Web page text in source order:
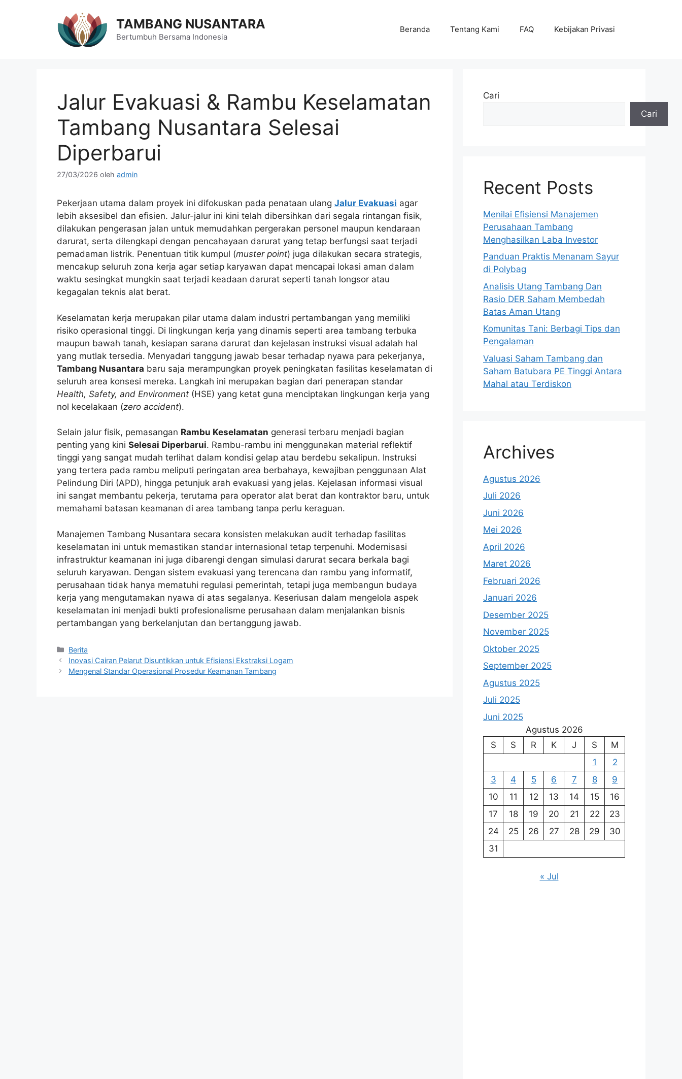
TAMBANG NUSANTARA
Bertumbuh Bersama Indonesia
Beranda Tentang Kami FAQ Kebijakan Privasi
Jalur Evakuasi & Rambu Keselamatan
Tambang Nusantara Selesai
Diperbarui
27/03/2026 oleh admin
Pekerjaan utama dalam proyek ini difokuskan pada penataan ulang Jalur Evakuasi agar
lebih aksesibel dan efisien. Jalur-jalur ini kini telah dibersihkan dari segala rintangan fisik,
dilakukan pengerasan jalan untuk memudahkan pergerakan personel maupun kendaraan
darurat, serta dilengkapi dengan pencahayaan darurat yang tetap berfungsi saat terjadi
pemadaman listrik. Penentuan titik kumpul (muster point) juga dilakukan secara strategis,
mencakup seluruh zona kerja agar setiap karyawan dapat mencapai lokasi aman dalam
waktu sesingkat mungkin saat terjadi keadaan darurat seperti tanah longsor atau
kegagalan teknis alat berat.
Keselamatan kerja merupakan pilar utama dalam industri pertambangan yang memiliki
risiko operasional tinggi. Di lingkungan kerja yang dinamis seperti area tambang terbuka
maupun bawah tanah, kesiapan sarana darurat dan kejelasan instruksi visual adalah hal
yang mutlak tersedia. Menyadari tanggung jawab besar terhadap nyawa para pekerjanya,
Tambang Nusantara baru saja merampungkan proyek peningkatan fasilitas keselamatan di
seluruh area konsesi mereka. Langkah ini merupakan bagian dari penerapan standar
Health, Safety, and Environment (HSE) yang ketat guna menciptakan lingkungan kerja yang
nol kecelakaan (zero accident).
Selain jalur fisik, pemasangan Rambu Keselamatan generasi terbaru menjadi bagian
penting yang kini Selesai Diperbarui. Rambu-rambu ini menggunakan material reflektif
tinggi yang sangat mudah terlihat dalam kondisi gelap atau berdebu sekalipun. Instruksi
yang tertera pada rambu meliputi peringatan area berbahaya, kewajiban penggunaan Alat
Pelindung Diri (APD), hingga petunjuk arah evakuasi yang jelas. Kejelasan informasi visual
ini sangat membantu pekerja, terutama para operator alat berat dan kontraktor baru, untuk
memahami batasan keamanan di area tambang tanpa perlu keraguan.
Manajemen Tambang Nusantara secara konsisten melakukan audit terhadap fasilitas
keselamatan ini untuk memastikan standar internasional tetap terpenuhi. Modernisasi
infrastruktur keamanan ini juga dibarengi dengan simulasi darurat secara berkala bagi
seluruh karyawan. Dengan sistem evakuasi yang terencana dan rambu yang informatif,
perusahaan tidak hanya mematuhi regulasi pemerintah, tetapi juga membangun budaya
kerja yang mengutamakan nyawa di atas segalanya. Keseriusan dalam mengelola aspek
keselamatan ini menjadi bukti profesionalisme perusahaan dalam menjalankan bisnis
pertambangan yang berkelanjutan dan bertanggung jawab.
Kategori
Berita
Inovasi Cairan Pelarut Disuntikkan untuk Efisiensi Ekstraksi Logam
Mengenal Standar Operasional Prosedur Keamanan Tambang
Cari
Cari
Recent Posts
Menilai Efisiensi Manajemen
Perusahaan Tambang
Menghasilkan Laba Investor
Panduan Praktis Menanam Sayur
di Polybag
Analisis Utang Tambang Dan
Rasio DER Saham Membedah
Batas Aman Utang
Komunitas Tani: Berbagi Tips dan
Pengalaman
Valuasi Saham Tambang dan
Saham Batubara PE Tinggi Antara
Mahal atau Terdiskon
Archives
Agustus 2026
Juli 2026
Juni 2026
Mei 2026
April 2026
Maret 2026
Februari 2026
Januari 2026
Desember 2025
November 2025
Oktober 2025
September 2025
Agustus 2025
Juli 2025
Juni 2025
Agustus 2026
S
S R K J S
M
1
2
3
4 5 6 7 8
9
10
11 12 13 14 15
16
17
18 19 20 21 22
23
24
25 26 27 28 29
30
31
« Jul